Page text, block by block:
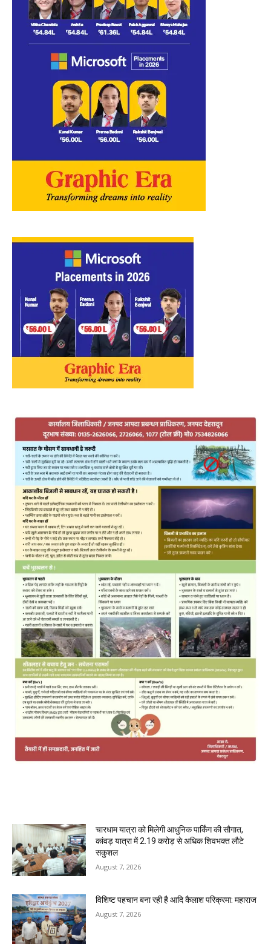
चारधाम यात्रा को मिलेगी आधुनिक पार्किंग की सौगात,
कांवड़ यात्रा में 2.19 करोड़ से अधिक शिवभक्त लौटे
सकुशल
August 7, 2026
विशिष्ट पहचान बना रही है आदि कैलाश परिक्रमा: महाराज
August 7, 2026